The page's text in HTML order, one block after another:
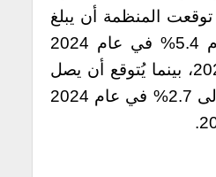
المنظمة أن يبلغ
معدل التضخم العام 5.4% في عام 2024
و3.3% في عام 2025، بينما يُتوقع أن يصل
التضخم الأساسي إلى 2.7% في عام 2024